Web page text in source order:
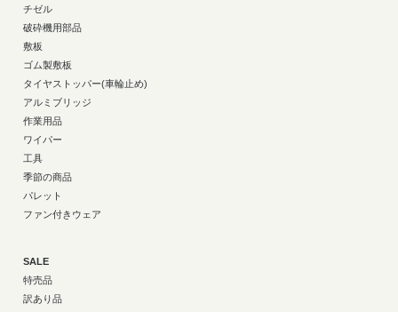
チゼル
破砕機用部品
敷板
ゴム製敷板
タイヤストッパー(車輪止め)
アルミブリッジ
作業用品
ワイパー
工具
季節の商品
パレット
ファン付きウェア
SALE
特売品
訳あり品